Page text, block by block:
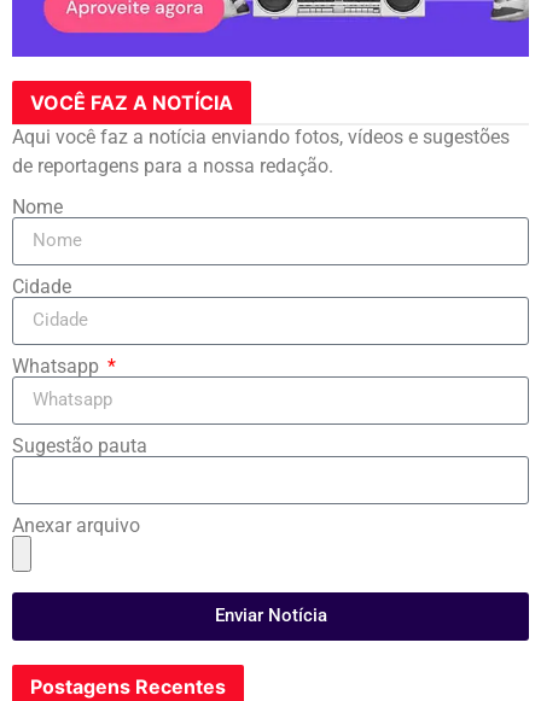
VOCÊ FAZ A NOTÍCIA
Aqui você faz a notícia enviando fotos, vídeos e sugestões
de reportagens para a nossa redação.
Nome
Cidade
Whatsapp
Sugestão pauta
Anexar arquivo
Enviar Notícia
Postagens Recentes